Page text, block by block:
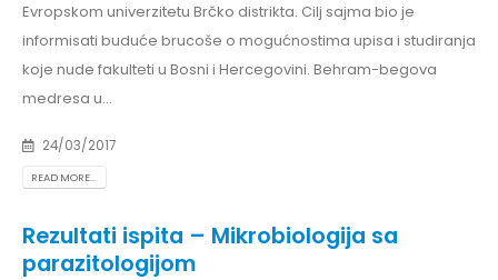
Evropskom univerzitetu Brčko distrikta. Cilj sajma bio je
informisati buduće brucoše o mogućnostima upisa i studiranja
koje nude fakulteti u Bosni i Hercegovini. Behram-begova
medresa u...
24/03/2017
READ MORE...
Rezultati ispita – Mikrobiologija sa
parazitologijom